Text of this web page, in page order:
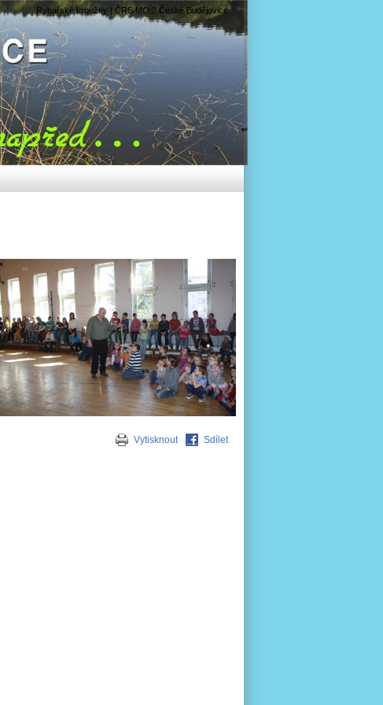
Rybářské kroužky | ČRS MO 3 České Budějovice
Sdílet
Vytisknout